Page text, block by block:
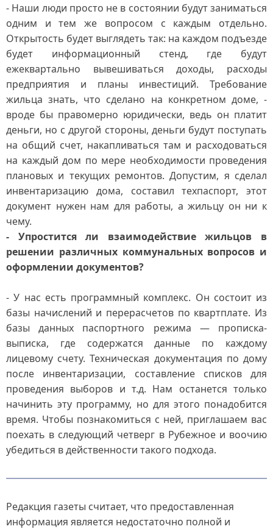
- Наши люди просто не в состоянии будут заниматься
одним и тем же вопросом с каждым отдельно.
Открытость будет выглядеть так: на каждом подъезде
будет информационный стенд, где будут
ежеквартально вывешиваться доходы, расходы
предприятия и планы инвестиций. Требование
жильца знать, что сделано на конкретном доме, -
вроде бы правомерно юридически, ведь он платит
деньги, но с другой стороны, деньги будут поступать
на общий счет, накапливаться там и расходоваться
на каждый дом по мере необходимости проведения
плановых и текущих ремонтов. Допустим, я сделал
инвентаризацию дома, составил техпаспорт, этот
документ нужен нам для работы, а жильцу он ни к
чему.
- Упростится ли взаимодействие жильцов в
решении различных коммунальных вопросов и
оформлении документов?
- У нас есть программный комплекс. Он состоит из
базы начислений и перерасчетов по квартплате. Из
базы данных паспортного режима — прописка-
выписка, где содержатся данные по каждому
лицевому счету. Техническая документация по дому
после инвентаризации, составление списков для
проведения выборов и т.д. Нам останется только
начинить эту программу, но для этого понадобится
время. Чтобы познакомиться с ней, приглашаем вас
поехать в следующий четверг в Рубежное и воочию
убедиться в действенности такого подхода.
Редакция газеты считает, что предоставленная
информация является недостаточно полной и